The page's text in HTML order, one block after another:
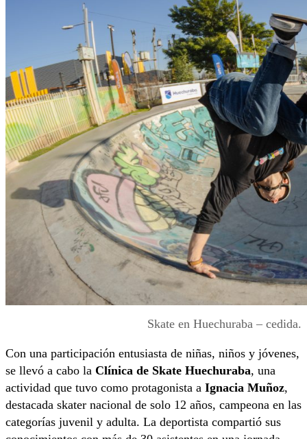
Skate en Huechuraba – cedida.
Con una participación entusiasta de niñas, niños y jóvenes,
se llevó a cabo la Clínica de Skate Huechuraba, una
actividad que tuvo como protagonista a Ignacia Muñoz,
destacada skater nacional de solo 12 años, campeona en las
categorías juvenil y adulta. La deportista compartió sus